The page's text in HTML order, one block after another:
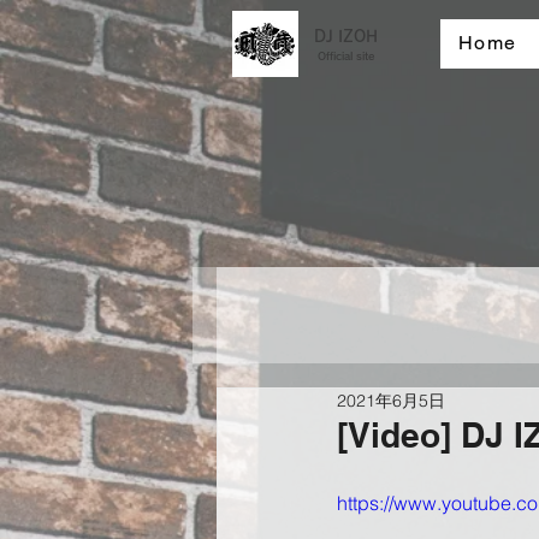
DJ IZOH
Official site
Home
[Video] DJ
2021年6月5日
https://